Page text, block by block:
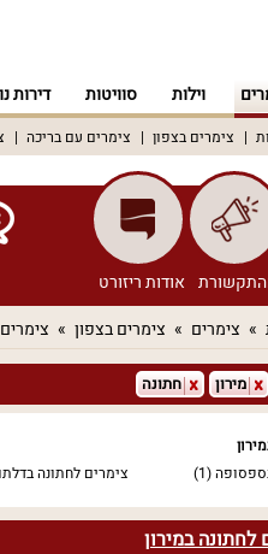
וילות סוויטות דירות
צימרים בצפון צימרים עם בריכה
אודות ריזורט
צימרים צימרים בצפון
מירון חתונה
(1) צימרים לחתונה
לחתונה במירון